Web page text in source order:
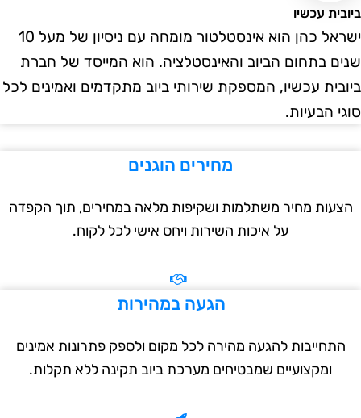
עכשיו
ישראל כהן הוא אינסטלטור מומחה עם ניסיון של מעל 10
בתחום הביוב והאינסטלציה. הוא המייסד של חברת
עכשיו, המספקת שירותי ביוב מתקדמים ואמינים לכל
הבעיות.
מחירים הוגנים
מחיר משתלמות ושקיפות מלאה במחירים, תוך הקפדה
על איכות השירות ויחס אישי לכל לקוח.
הגעה במהירות
להגעה מהירה לכל מקום ולספק פתרונות אמינים
ומקצועיים שמבטיחים מערכת ביוב תקינה ללא תקלות.